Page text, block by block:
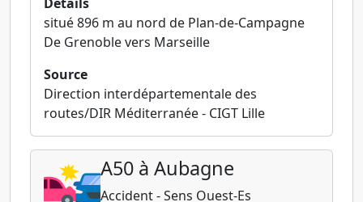
situé 896 m au nord de Plan-de-Campagne
De Grenoble vers Marseille
Source
Direction interdépartementale des
routes/DIR Méditerranée - CIGT Lille
A50 à Aubagne
Accident - Sens Ouest-Es